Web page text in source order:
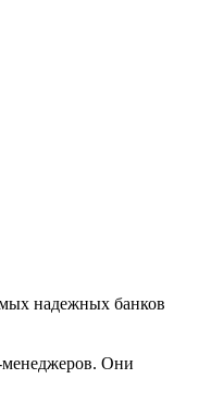
надежных банков
менеджеров. Они